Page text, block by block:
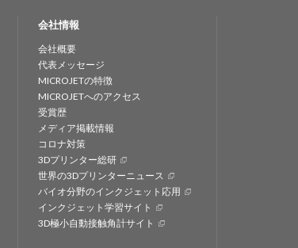
会社情報
会社概要
代表メッセージ
MICROJETの特徴
MICROJETへのアクセス
受賞歴
メディア掲載情報
コロナ対策
3Dプリンター総研
世界の3Dプリンターニュース
バイオ分野のインクジェット応用
インクジェット学習サイト
3D極小自動接触角計サイト